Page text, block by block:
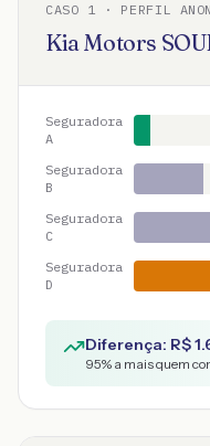
CASO 1 · PERFIL
Kia Motors
Seguradora
A
Seguradora
B
Seguradora
C
Seguradora
D
Diferença: R$
95% a mais quem